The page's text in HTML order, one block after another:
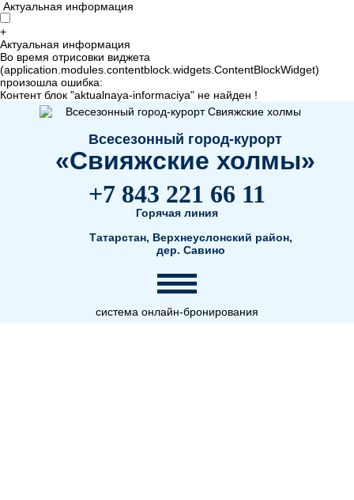
Актуальная информация
+
Актуальная информация
Во время отрисовки виджета
(application.modules.contentblock.widgets.ContentBlockWidget)
произошла ошибка:
Контент блок "aktualnaya-informaciya" не найден !
Всесезонный город-курорт
«Свияжские холмы»
+7 843 221 66 11
Горячая линия
Татарстан, Верхнеуслонский район,
дер. Савино
система онлайн-бронирования